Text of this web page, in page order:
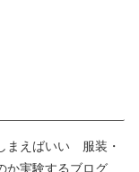
まえばいい 服装・
か実験するブログ